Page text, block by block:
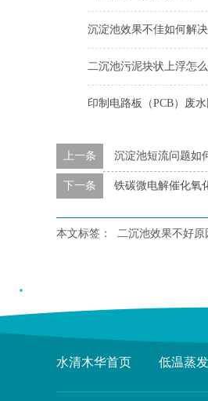
沉淀池效果不佳如何解
二沉池污泥块状上浮怎
印制电路板（PCB）废
上一条 沉淀池短流问题如
下一条 铁碳微电解催化氧
本文标签： 二沉池效果不好原
水清木华首页 低温蒸